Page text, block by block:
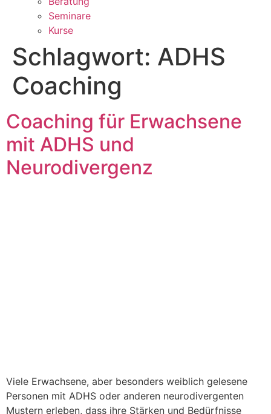
Seminare
Kurse
Schlagwort: ADHS
Coaching
Coaching für Erwachsene
mit ADHS und
Neurodivergenz
Viele Erwachsene, aber besonders weiblich gelesene
Personen mit ADHS oder anderen neurodivergenten
Mustern erleben, dass ihre Stärken und Bedürfnisse